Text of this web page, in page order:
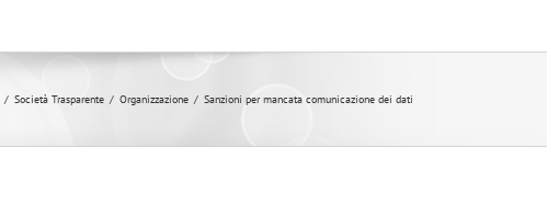
/ Società Trasparente / Organizzazione / Sanzioni per mancata comunicazione dei dati